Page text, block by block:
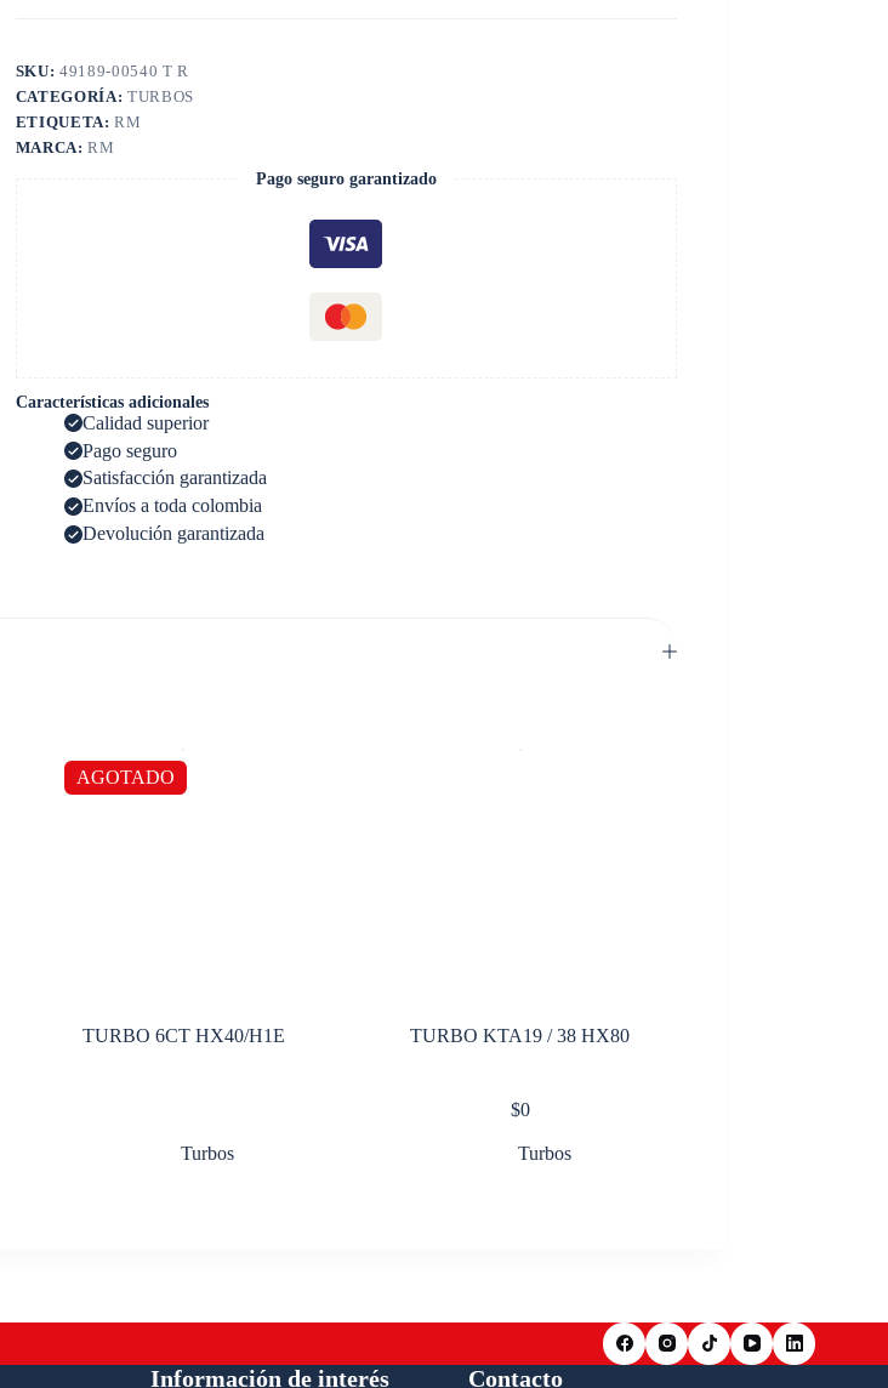
SKU:49189-00540 T R
CATEGORÍA: TURBOS
ETIQUETA:RM
MARCA:RM
Pago seguro garantizado
Características adicionales
Calidad superior
Pago seguro
Satisfacción garantizada
Envíos a toda colombia
Devolución garantizada
AGOTADO
TURBO 6CT HX40/H1E
Turbos
TURBO KTA19 / 38 HX80
$0
Turbos
Información de interés Contacto